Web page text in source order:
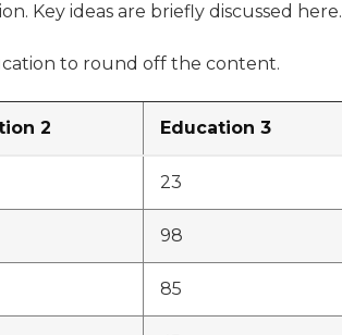
Key ideas are briefly discussed here.
to round off the content.
2 Education 3
23
98
85